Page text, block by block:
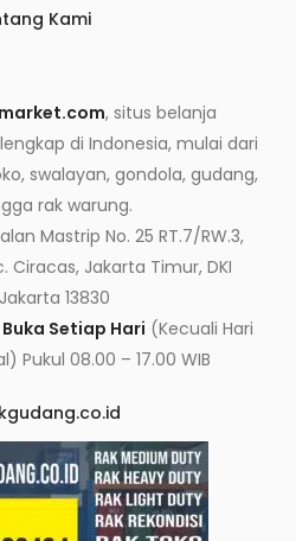
Kami
, situs belanja
di Indonesia, mulai dari
swalayan, gondola, gudang,
rak warung.
Mastrip No. 25 RT.7/RW.3,
Ciracas, Jakarta Timur, DKI
Jakarta 13830
Buka Setiap Hari (Kecuali Hari
Pukul 08.00 – 17.00 WIB